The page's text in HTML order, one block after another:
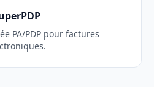
PA/PDP pour factures